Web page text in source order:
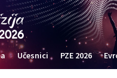
Učesnici PZE 2026